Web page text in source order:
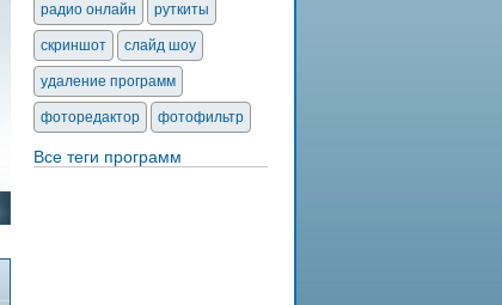
радио онлайн руткиты
скриншот слайд шоу
удаление программ
фоторедактор фотофильтр
Все теги программ